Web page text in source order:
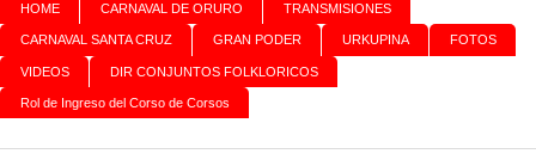
HOME CARNAVAL DE ORURO TRANSMISIONES
CARNAVAL SANTA CRUZ GRAN PODER URKUPINA FOTOS
VIDEOS DIR CONJUNTOS FOLKLORICOS
Rol de Ingreso del Corso de Corsos